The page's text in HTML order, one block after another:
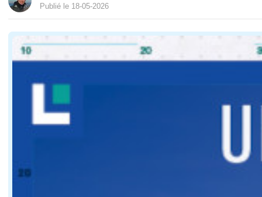
Publié le 18-05-2026